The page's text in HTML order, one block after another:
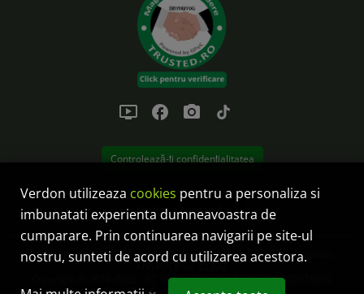
ondemand_video facebook photo_camera tiktok
Controlează-ți confidențialitatea
Anulare comanda
SC Verdon Solution SRL este operator de date cu caracter personal:
Copyright © 2014-2026 - SC Verdon Solution SRL CUI: RO32678550
Reg.Com.: J32/38/2014
Verdon utilizeaza cookies pentru a personaliza si
imbunatati experienta dumneavoastra de
cumparare. Prin continuarea navigarii pe site-ul
nostru, sunteti de acord cu utilizarea acestora.